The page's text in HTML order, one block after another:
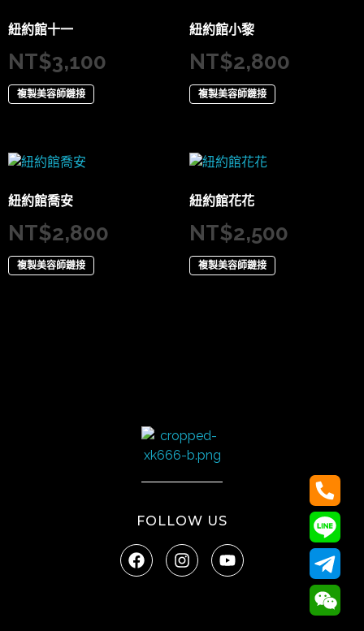
紐約館十一
NT$3,100
複製美容師鏈接
紐約館小黎
NT$2,800
複製美容師鏈接
紐約館喬安
NT$2,800
複製美容師鏈接
紐約館花花
NT$2,500
複製美容師鏈接
FOLLOW US